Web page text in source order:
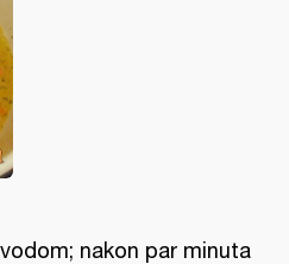
nakon par minuta